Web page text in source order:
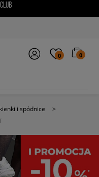
0 0
i spódnice
>